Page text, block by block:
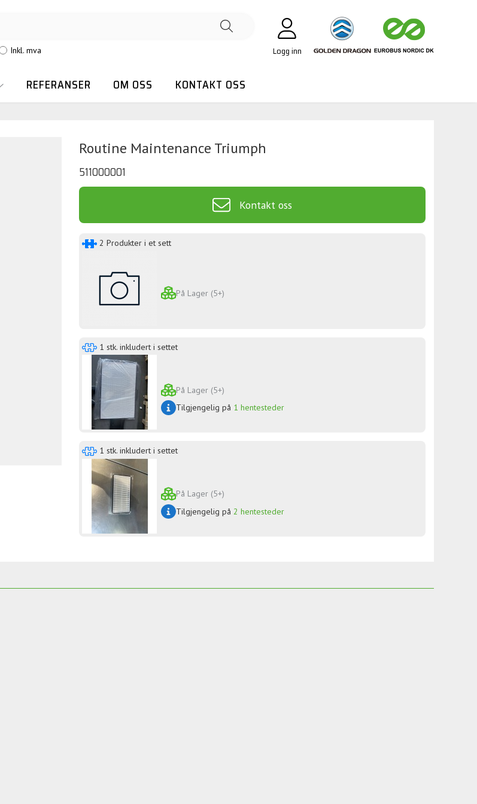
Inkl. mva Logg inn
REFERANSER OM OSS KONTAKT OSS
Routine Maintenance Triumph
511000001
Kontakt oss
2 Produkter i et sett
På Lager (5+)
1 stk. inkludert i settet
På Lager (5+)
Tilgjengelig på 1 hentesteder
1 stk. inkludert i settet
På Lager (5+)
Tilgjengelig på 2 hentesteder